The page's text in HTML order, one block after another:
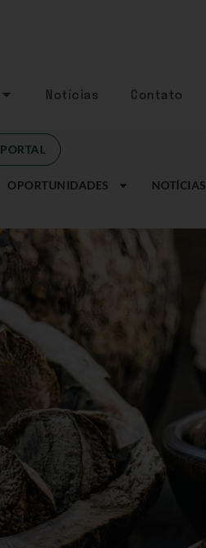
Notícias Contato
PORTAL
OPORTUNIDADES NOTÍCIAS